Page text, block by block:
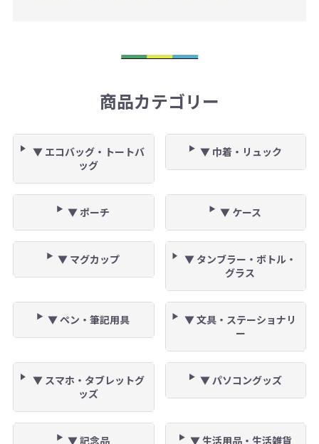
商品カテゴリー
▼ エコバッグ・トートバ
ッグ
▼ 巾着・リュック
▼ ポーチ ▼ ケース
▼ マグカップ
▼ タンブラー・ボトル・
グラス
▼ ペン・筆記用具
▼ 文具・ステーショナリ
ー
▼ スマホ・タブレットグ
ッズ
▼ パソコングッズ
▼ 記念品 ▼ 生活用品・生活雑貨